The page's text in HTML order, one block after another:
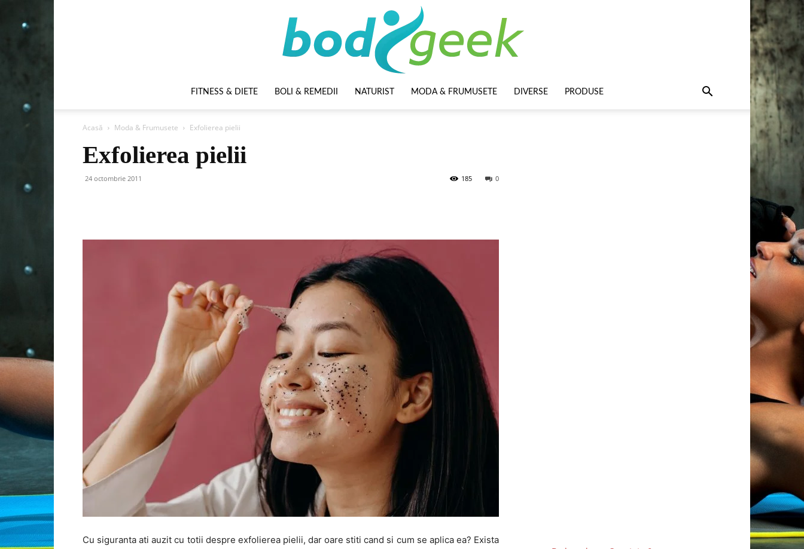
FITNESS & DIETE BOLI & REMEDII NATURIST MODA & FRUMUSETE DIVERSE PRODUSE
Acasă Moda & Frumusete Exfolierea pielii
Exfolierea pielii
24 octombrie 2011 0
185
Cu siguranta ati auzit cu totii despre exfolierea pielii, dar oare stiti cand si cum se aplica ea? Exista